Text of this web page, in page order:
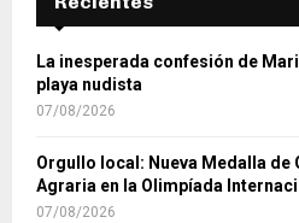
La inesperada confesión de
playa nudista
07/08/2026
Orgullo local: Nueva Medalla de
Agraria en la Olimpíada
07/08/2026